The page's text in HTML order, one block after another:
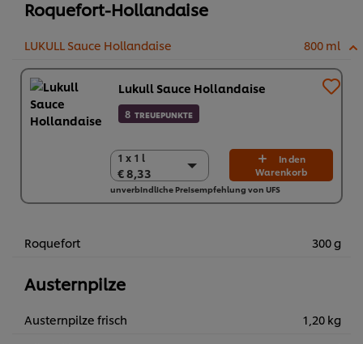
überraschen möchten.
Roquefort-Hollandaise
LUKULL Sauce Hollandaise 800 ml
Lukull Sauce Hollandaise
8 TREUEPUNKTE
1 x 1 l
€ 8,33
1 x 1 l
€ 8,33
10 x 1 l
In den
Warenkorb
unverbindliche Preisempfehlung von UFS
Roquefort 300 g
Austernpilze
Austernpilze frisch
1,20 kg